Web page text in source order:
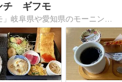
チ ギフモ